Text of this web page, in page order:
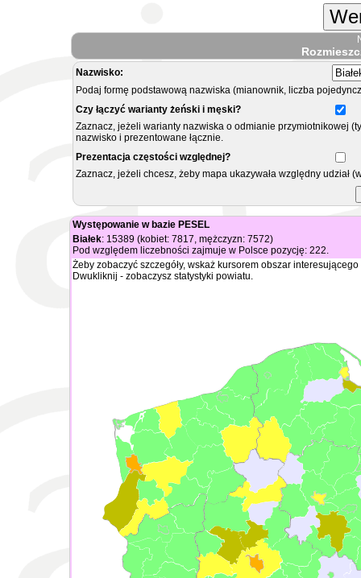
Nazwisko:
Podaj formę podstawową nazwiska (mianownik, liczba
Czy łączyć warianty żeński i męski?
Zaznacz, jeżeli warianty nazwiska o odmianie przymiotnikowej
nazwisko i prezentowane łącznie.
Prezentacja częstości względnej?
Zaznacz, jeżeli chcesz, żeby mapa ukazywała względny
Występowanie w bazie PESEL
Białek: 15389 (kobiet: 7817, mężczyzn: 7572)
Pod względem liczebności zajmuje w Polsce pozycję: 222.
Żeby zobaczyć szczegóły, wskaż kursorem obszar
Dwukliknij - zobaczysz statystyki powiatu.